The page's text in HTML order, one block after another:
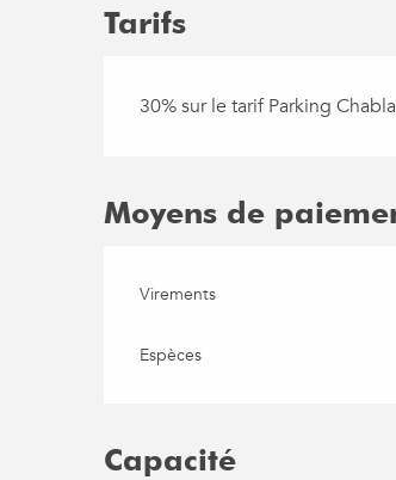
Tarifs
30% sur le tarif Parking
Moyens de
Virements
Espèces
Capacité